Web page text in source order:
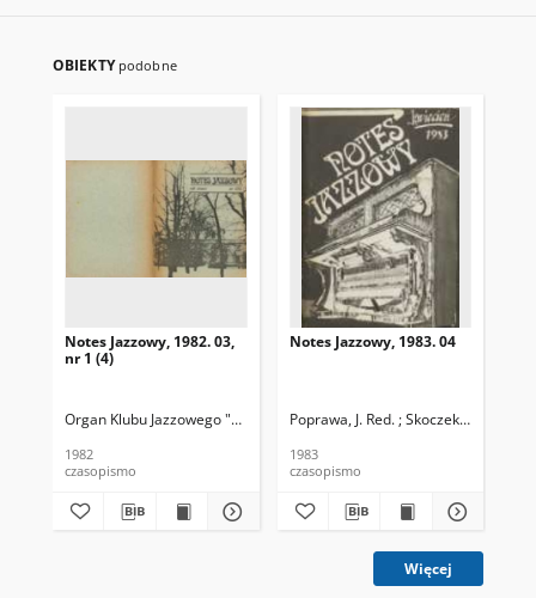
OBIEKTY podobne
Notes Jazzowy, 1982. 03,
nr 1 (4)
Organ Klubu Jazzowego "Rotunda" Skoczek, T. Red.
1982
czasopismo
Notes Jazzowy, 1983. 04
Poprawa, J. Red. ; Skoczek T. Red.
1983
czasopismo
Więcej